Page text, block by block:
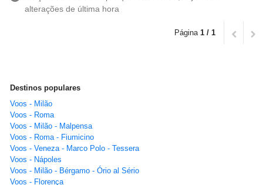
alterações de última hora
Página 1 / 1
Destinos populares
Voos - Milão
Voos - Roma
Voos - Milão - Malpensa
Voos - Roma - Fiumicino
Voos - Veneza - Marco Polo - Tessera
Voos - Nápoles
Voos - Milão - Bérgamo - Ório al Sério
Voos - Florença